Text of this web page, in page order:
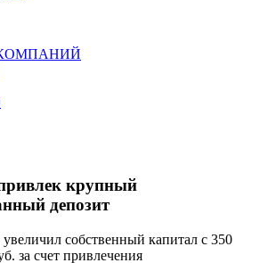
крупный
депозит
собственный капитал с 350
за счет привлечения